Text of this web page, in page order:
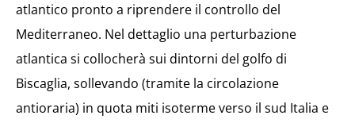
atlantico pronto a riprendere il controllo del
Mediterraneo. Nel dettaglio una perturbazione
atlantica si collocherà sui dintorni del golfo di
Biscaglia, sollevando (tramite la circolazione
antioraria) in quota miti isoterme verso il sud Italia e